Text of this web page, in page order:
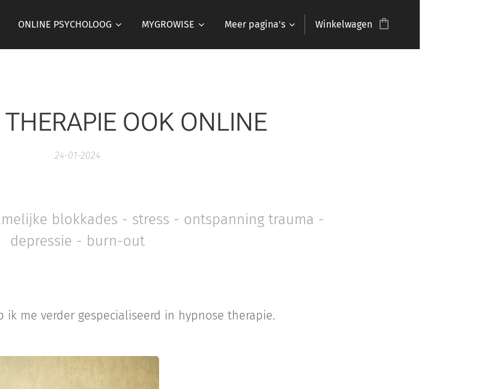
ONLINE PSYCHOLOOG MYGROWISE Meer pagina's Winkelwagen
OOK ONLINE
24-01-2024
blokkades - stress - ontspanning trauma -
depressie - burn-out
me verder gespecialiseerd in hypnose therapie.